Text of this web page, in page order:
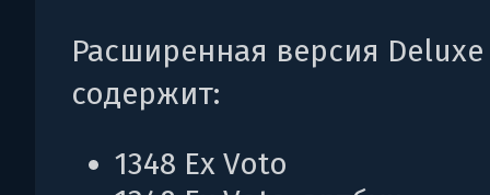
Расширенная версия
содержит:
1348 Ex Voto